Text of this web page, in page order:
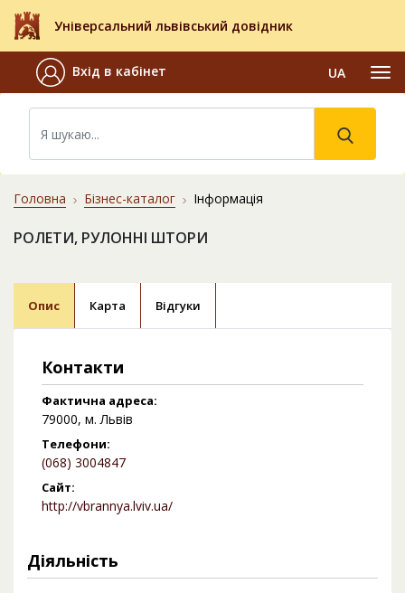
Універсальний львівський довідник
Вхід в кабінет UA
Головна Бізнес-каталог Інформація
РОЛЕТИ, РУЛОННІ ШТОРИ
Опис Карта Відгуки
Контакти
Фактична адреса:
79000, м. Львів
Телефони:
(068) 3004847
Сайт:
http://vbrannya.lviv.ua/
Діяльність